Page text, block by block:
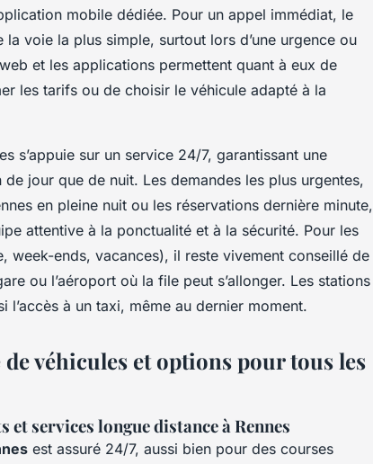
mobile dédiée. Pour un appel immédiat, le
voie la plus simple, surtout lors d’une urgence ou
et les applications permettent quant à eux de
les tarifs ou de choisir le véhicule adapté à la
s’appuie sur un service 24/7, garantissant une
jour que de nuit. Les demandes les plus urgentes,
en pleine nuit ou les réservations dernière minute,
attentive à la ponctualité et à la sécurité. Pour les
week-ends, vacances), il reste vivement conseillé de
ou l’aéroport où la file peut s’allonger. Les stations
l’accès à un taxi, même au dernier moment.
véhicules et options pour tous les
services longue distance à Rennes
est assuré 24/7, aussi bien pour des courses